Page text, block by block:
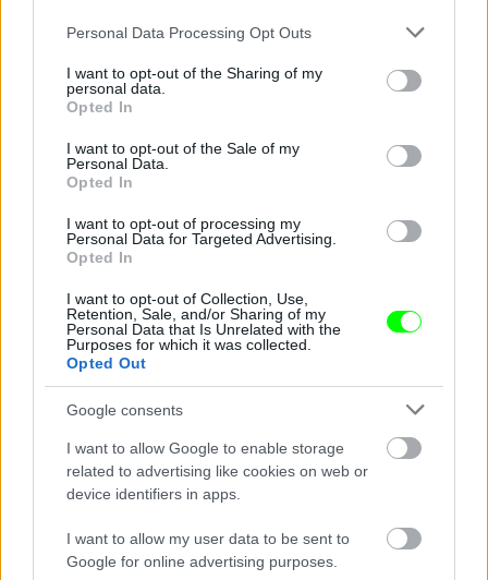
Please note that this website/app uses one or more Google
not limited to your visit or usage behaviour. You may click to
grant or deny consent to Google and its third-party tags to
use your data for below specified purposes in below Google
consent section.
Personal Data Processing Opt Outs
I want to opt-out of the Sharing of my
personal data.
Opted In
I want to opt-out of the Sale of my
Personal Data.
Opted In
I want to opt-out of processing my
Personal Data for Targeted Advertising.
Opted In
I want to opt-out of Collection, Use,
Retention, Sale, and/or Sharing of my
Personal Data that Is Unrelated with the
Purposes for which it was collected.
Opted Out
Google consents
I want to allow Google to enable storage
related to advertising like cookies on web or
device identifiers in apps.
I want to allow my user data to be sent to
Google for online advertising purposes.
Innentől kezdve azokat mutatjuk, akiket a legjobb
hat közé ugyan nem vettünk be, de azért ne
maradjanak ki. Főleg ne hiányozzon a horvát
műsorvezetőnő, akinek az egyik válláról lecsúszott a
ruha, de nem baj, az övék volt az egyetlen nemzeti
zsűri, akiktől 12 pontot kaptunk.
Jön még kép!